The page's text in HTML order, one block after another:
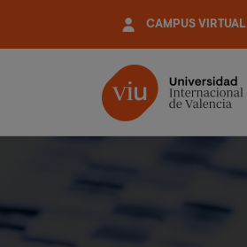
contenido
CAMPUS VIRTUAL